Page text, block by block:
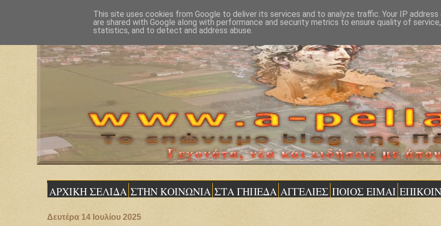
ΑΡΧΙΚΗ ΣΕΛΙΔΑ ΣΤΗΝ ΚΟΙΝΩΝΙΑ ΣΤΑ ΓΗΠΕΔΑ ΑΓΓΕΛΙΕΣ ΠΟΙΟΣ ΕΙΜΑΙ
Δευτέρα 14 Ιουλίου 2025
This site uses cookies from Google to deliver its services and to analyze traffic. Your IP address
are shared with Google along with performance and security metrics to ensure quality of
statistics, and to detect and address abuse.